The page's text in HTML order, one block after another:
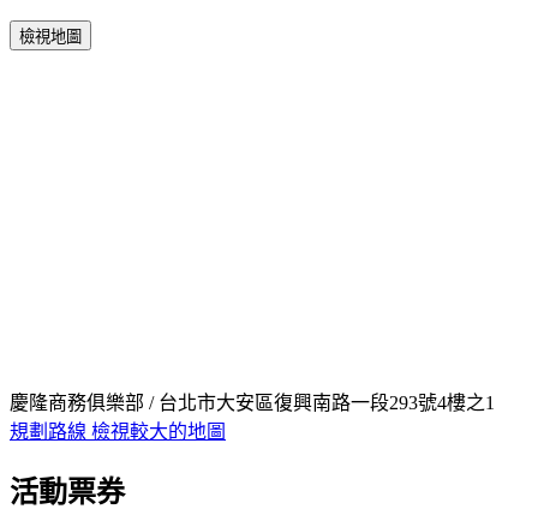
檢視地圖
慶隆商務俱樂部 / 台北市大安區復興南路一段293號4樓之1
規劃路線 檢視較大的地圖
活動票券